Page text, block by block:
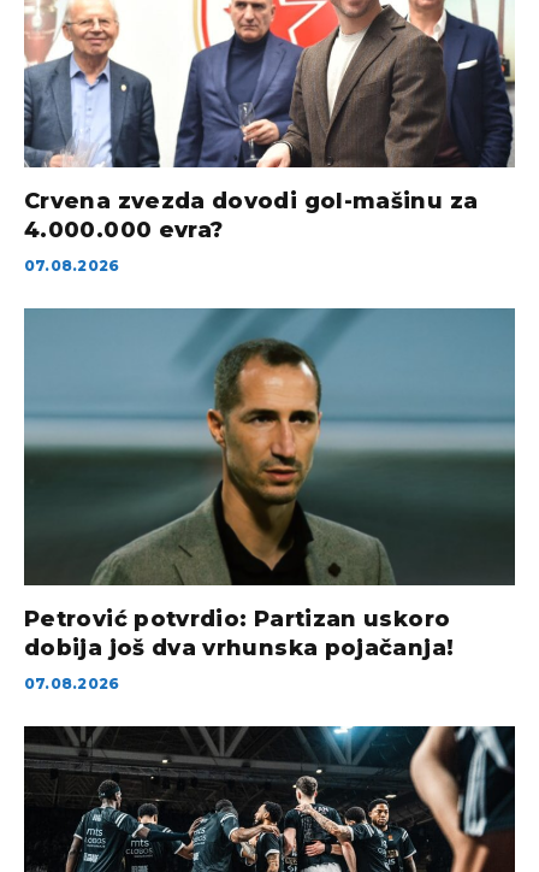
Crvena zvezda dovodi gol-mašinu za
4.000.000 evra?
07.08.2026
Petrović potvrdio: Partizan uskoro
dobija još dva vrhunska pojačanja!
07.08.2026